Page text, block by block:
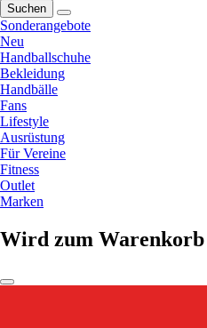
Suchen
Sonderangebote
Neu
Handballschuhe
Bekleidung
Handbälle
Fans
Lifestyle
Ausrüstung
Für Vereine
Fitness
Outlet
Marken
Wird zum Warenkorb